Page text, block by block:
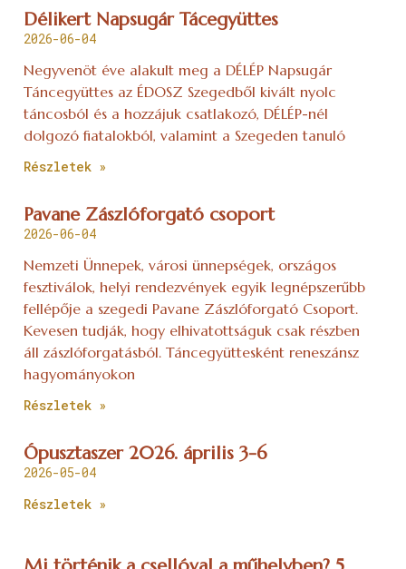
Délikert Napsugár Tácegyüttes
2026-06-04
Negyvenöt éve alakult meg a DÉLÉP Napsugár
Táncegyüttes az ÉDOSZ Szegedből kivált nyolc
táncosból és a hozzájuk csatlakozó, DÉLÉP-nél
dolgozó fiatalokból, valamint a Szegeden tanuló
Részletek »
Pavane Zászlóforgató csoport
2026-06-04
Nemzeti Ünnepek, városi ünnepségek, országos
fesztiválok, helyi rendezvények egyik legnépszerűbb
fellépője a szegedi Pavane Zászlóforgató Csoport.
Kevesen tudják, hogy elhivatottságuk csak részben
áll zászlóforgatásból. Táncegyüttesként reneszánsz
hagyományokon
Részletek »
Ópusztaszer 2026. április 3-6
2026-05-04
Részletek »